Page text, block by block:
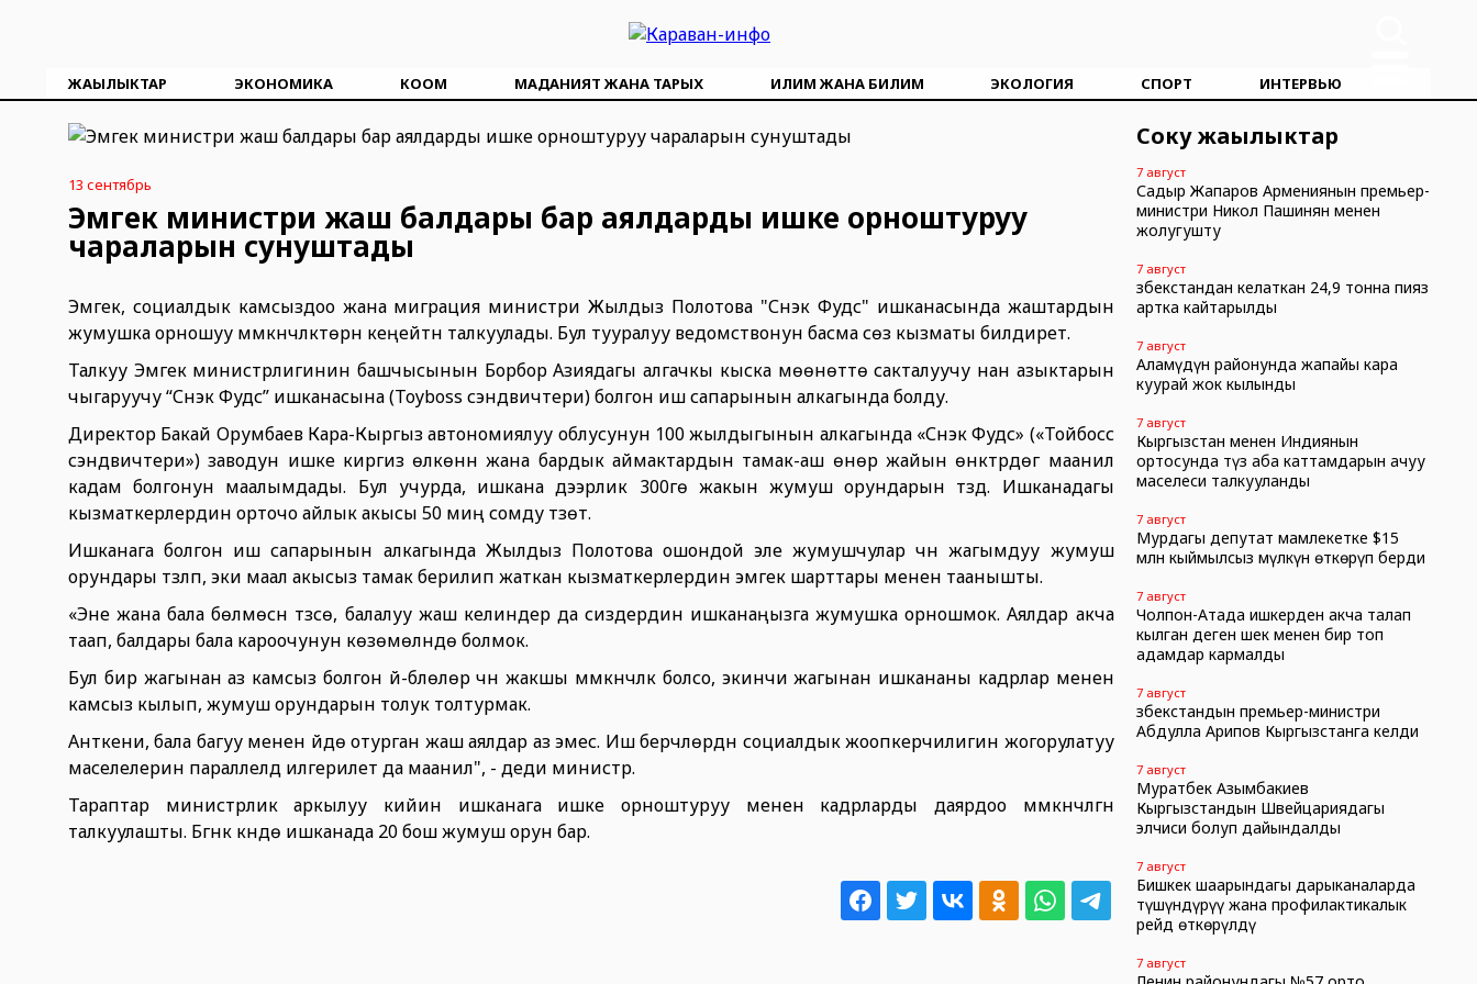
ЖАҢЫЛЫКТАР ЭКОНОМИКА КООМ МАДАНИЯТ ЖАНА ТАРЫХ ИЛИМ ЖАНА БИЛИМ ЭКОЛОГИЯ СПОРТ ИНТЕРВЬЮ
13 сентябрь
Эмгек министри жаш балдары бар аялдарды ишке орноштуруу
чараларын сунуштады
Эмгек, социалдык камсыздоо жана миграция министри Жылдыз Полотова "Снэк Фудс" ишканасында жаштардын
жумушка орношуу мүмкүнчүлүктөрүн кеңейтүүнү талкуулады. Бул тууралуу ведомствонун басма сөз кызматы билдирет.
Талкуу Эмгек министрлигинин башчысынын Борбор Азиядагы алгачкы кыска мөөнөттө сакталуучу нан азыктарын
чыгаруучу “Снэк Фудс” ишканасына (Toyboss сэндвичтери) болгон иш сапарынын алкагында болду.
Директор Бакай Орумбаев Кара-Кыргыз автономиялуу облусунун 100 жылдыгынын алкагында «Снэк Фудс» («Тойбосс
сэндвичтери») заводун ишке киргизүү өлкөнүн жана бардык аймактардын тамак-аш өнөр жайын өнүктүрүүдөгү маанилүү
кадам болгонун маалымдады. Бул учурда, ишкана дээрлик 300гө жакын жумуш орундарын түздү. Ишканадагы
кызматкерлердин орточо айлык акысы 50 миң сомду түзөт.
Ишканага болгон иш сапарынын алкагында Жылдыз Полотова ошондой эле жумушчулар үчүн жагымдуу жумуш
орундары түзүлүп, эки маал акысыз тамак берилип жаткан кызматкерлердин эмгек шарттары менен таанышты.
«Эне жана бала бөлмөсүн түзсө, балалуу жаш келиндер да сиздердин ишканаңызга жумушка орношмок. Аялдар акча
таап, балдары бала кароочунун көзөмөлүндө болмок.
Бул бир жагынан аз камсыз болгон үй-бүлөлөр үчүн жакшы мүмкүнчүлүк болсо, экинчи жагынан ишкананы кадрлар менен
камсыз кылып, жумуш орундарын толук толтурмак.
Анткени, бала багуу менен үйдө отурган жаш аялдар аз эмес. Иш берүүчүлөрдүн социалдык жоопкерчилигин жогорулатуу
маселелерин параллелдүү илгерилетүү да маанилүү", - деди министр.
Тараптар министрлик аркылуу кийин ишканага ишке орноштуруу менен кадрларды даярдоо мүмкүнчүлүгүн
талкуулашты. Бүгүнкү күндө ишканада 20 бош жумуш орун бар.
Соңку жаңылыктар
7 август
Садыр Жапаров Армениянын премьер-
министри Никол Пашинян менен
жолугушту
7 август
Өзбекстандан келаткан 24,9 тонна пияз
артка кайтарылды
7 август
Аламүдүн районунда жапайы кара
куурай жок кылынды
7 август
Кыргызстан менен Индиянын
ортосунда түз аба каттамдарын ачуу
маселеси талкууланды
7 август
Мурдагы депутат мамлекетке $15
млн кыймылсыз мүлкүн өткөрүп берди
7 август
Чолпон-Атада ишкерден акча талап
кылган деген шек менен бир топ
адамдар кармалды
7 август
Өзбекстандын премьер-министри
Абдулла Арипов Кыргызстанга келди
7 август
Муратбек Азымбакиев
Кыргызстандын Швейцариядагы
элчиси болуп дайындалды
7 август
Бишкек шаарындагы дарыканаларда
түшүндүрүү жана профилактикалык
рейд өткөрүлдү
7 август